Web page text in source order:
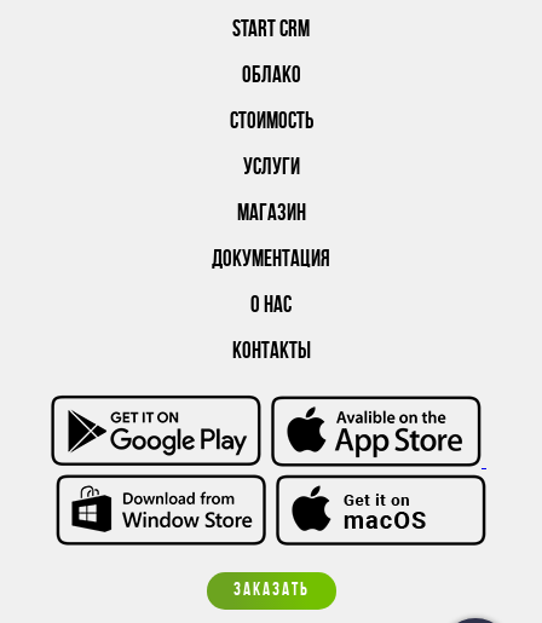
START CRM
ОБЛАКО
СТОИМОСТЬ
УСЛУГИ
МАГАЗИН
ДОКУМЕНТАЦИЯ
О НАС
КОНТАКТЫ
ЗАКАЗАТЬ